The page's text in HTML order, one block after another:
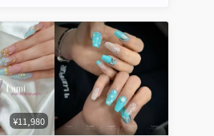
¥11,980